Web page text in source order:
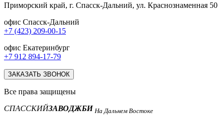
Приморский край, г. Спасск-Дальний, ул. Краснознаменная 50
офис Спасск-Дальний
+7 (423) 209-00-15
офис Екатеринбург
+7 912 894-17-79
ЗАКАЗАТЬ ЗВОНОК
Все права защищены
СПАССКИЙЗАВОДЖБИ На Дальнем Востоке